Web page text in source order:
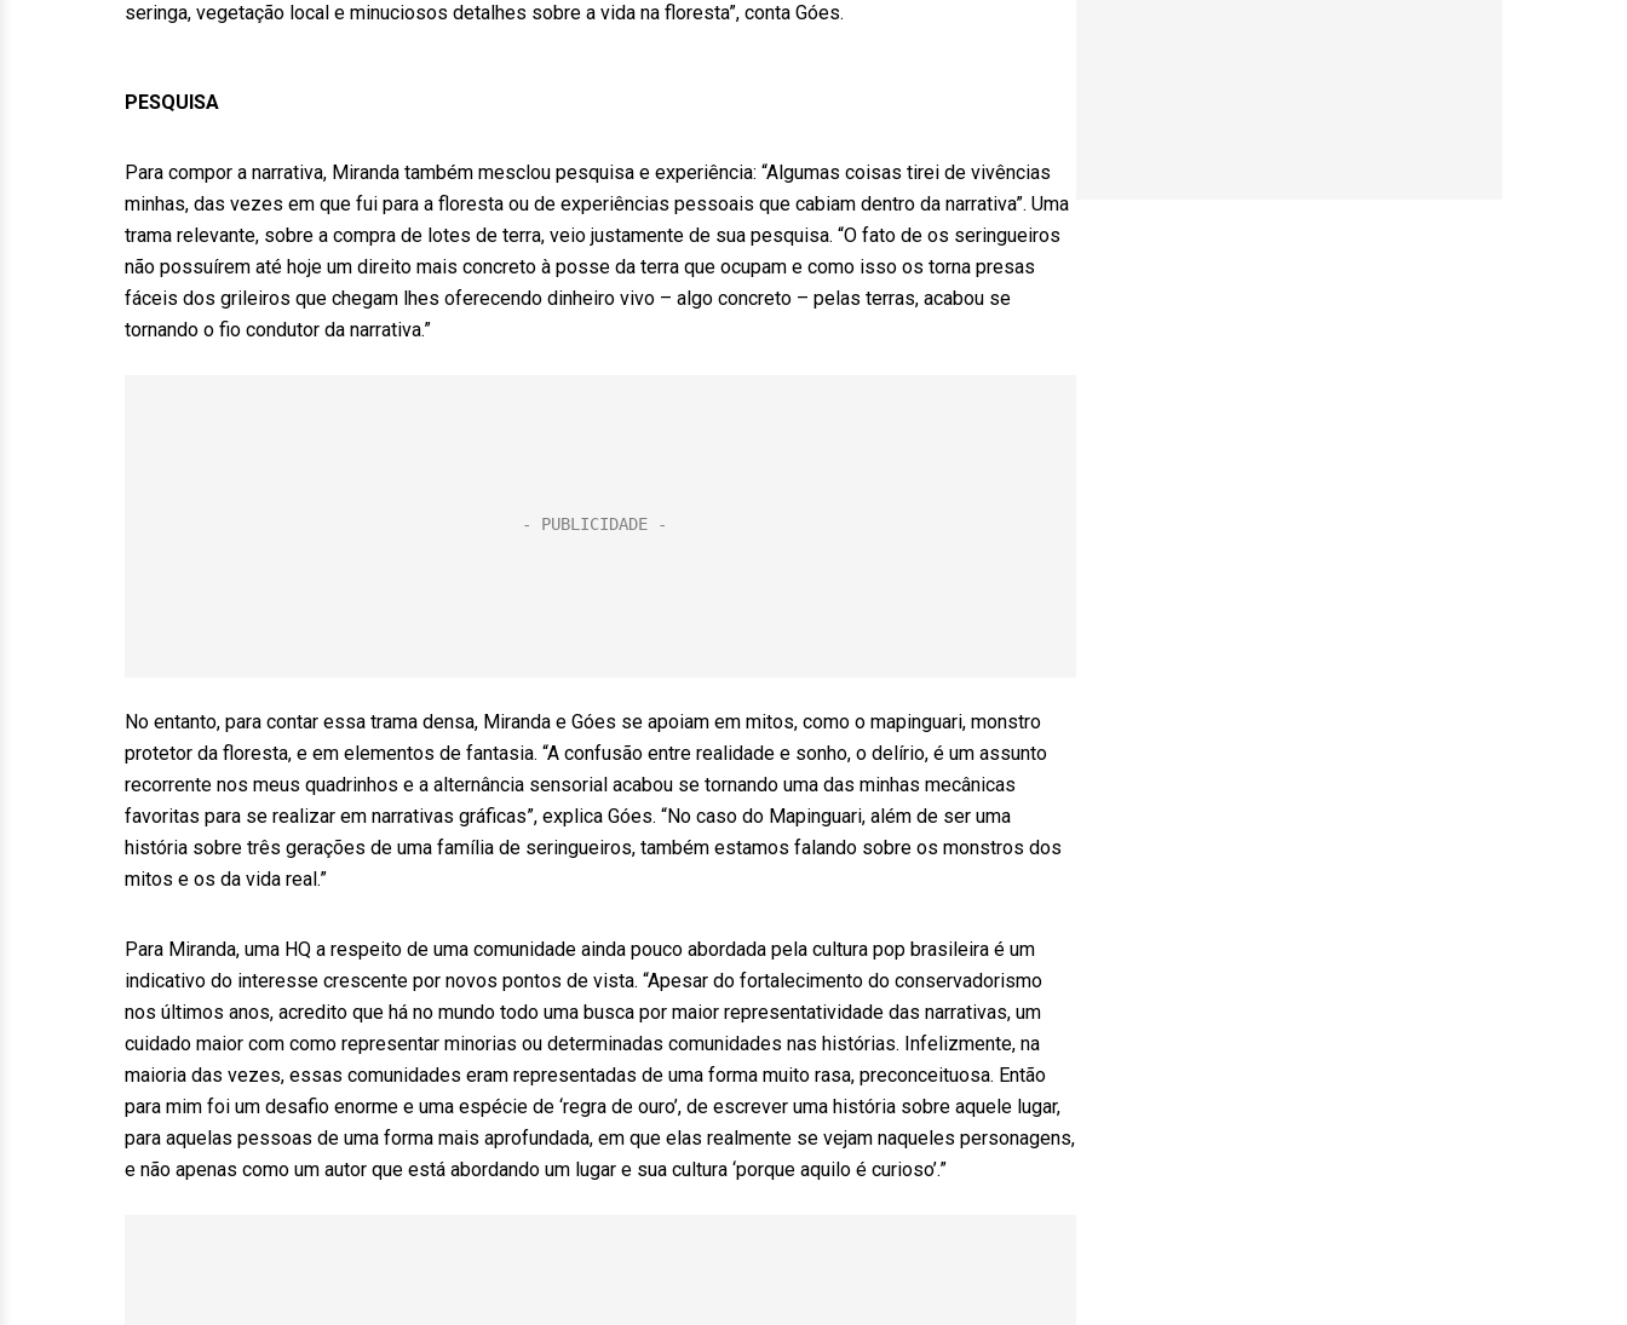
seringa, vegetação local e minuciosos detalhes sobre a vida na floresta”, conta Góes.
PESQUISA
Para compor a narrativa, Miranda também mesclou pesquisa e experiência: “Algumas coisas tirei de vivências
minhas, das vezes em que fui para a floresta ou de experiências pessoais que cabiam dentro da narrativa”. Uma
trama relevante, sobre a compra de lotes de terra, veio justamente de sua pesquisa. “O fato de os seringueiros
não possuírem até hoje um direito mais concreto à posse da terra que ocupam e como isso os torna presas
fáceis dos grileiros que chegam lhes oferecendo dinheiro vivo – algo concreto – pelas terras, acabou se
tornando o fio condutor da narrativa.”
No entanto, para contar essa trama densa, Miranda e Góes se apoiam em mitos, como o mapinguari, monstro
protetor da floresta, e em elementos de fantasia. “A confusão entre realidade e sonho, o delírio, é um assunto
recorrente nos meus quadrinhos e a alternância sensorial acabou se tornando uma das minhas mecânicas
favoritas para se realizar em narrativas gráficas”, explica Góes. “No caso do Mapinguari, além de ser uma
história sobre três gerações de uma família de seringueiros, também estamos falando sobre os monstros dos
mitos e os da vida real.”
Para Miranda, uma HQ a respeito de uma comunidade ainda pouco abordada pela cultura pop brasileira é um
indicativo do interesse crescente por novos pontos de vista. “Apesar do fortalecimento do conservadorismo
nos últimos anos, acredito que há no mundo todo uma busca por maior representatividade das narrativas, um
cuidado maior com como representar minorias ou determinadas comunidades nas histórias. Infelizmente, na
maioria das vezes, essas comunidades eram representadas de uma forma muito rasa, preconceituosa. Então
para mim foi um desafio enorme e uma espécie de ‘regra de ouro’, de escrever uma história sobre aquele lugar,
para aquelas pessoas de uma forma mais aprofundada, em que elas realmente se vejam naqueles personagens,
e não apenas como um autor que está abordando um lugar e sua cultura ‘porque aquilo é curioso’.”